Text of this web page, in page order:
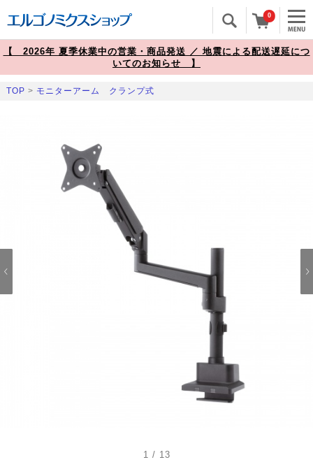
0
【 2026年 夏季休業中の営業・商品発送 ／ 地震による配送遅延につ
いてのお知らせ 】
TOP > モニターアーム クランプ式
1 / 13